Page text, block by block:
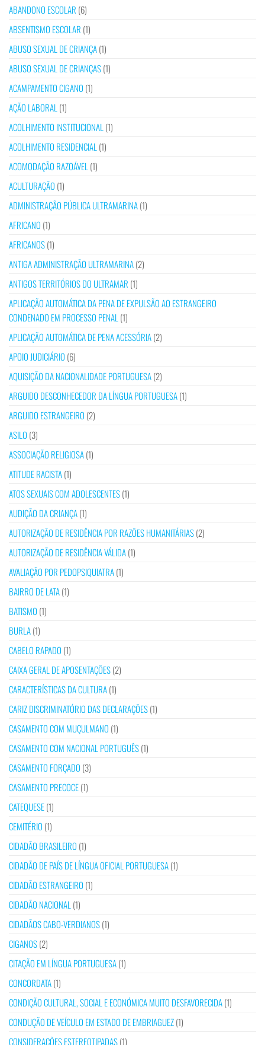
ABANDONO ESCOLAR (6)
ABSENTISMO ESCOLAR (1)
ABUSO SEXUAL DE CRIANÇA(1)
ABUSO SEXUAL DE CRIANÇAS(1)
ACAMPAMENTO CIGANO (1)
AÇÃO LABORAL (1)
ACOLHIMENTO INSTITUCIONAL (1)
ACOLHIMENTO RESIDENCIAL (1)
ACOMODAÇÃO RAZOÁVEL (1)
ACULTURAÇÃO (1)
ADMINISTRAÇÃO PÚBLICA ULTRAMARINA(1)
AFRICANO (1)
AFRICANOS(1)
ANTIGA ADMINISTRAÇÃO ULTRAMARINA(2)
ANTIGOS TERRITÓRIOS DO ULTRAMAR (1)
APLICAÇÃO AUTOMÁTICA DA PENA DE EXPULSÃO AO ESTRANGEIRO
CONDENADO EM PROCESSO PENAL (1)
APLICAÇÃO AUTOMÁTICA DE PENA ACESSÓRIA(2)
APOIO JUDICIÁRIO (6)
AQUISIÇÃO DA NACIONALIDADE PORTUGUESA(2)
ARGUIDO DESCONHECEDOR DA LÍNGUA PORTUGUESA(1)
ARGUIDO ESTRANGEIRO (2)
ASILO (3)
ASSOCIAÇÃO RELIGIOSA(1)
ATITUDE RACISTA(1)
ATOS SEXUAIS COM ADOLESCENTES(1)
AUDIÇÃO DA CRIANÇA(1)
AUTORIZAÇÃO DE RESIDÊNCIA POR RAZÕES HUMANITÁRIAS(2)
AUTORIZAÇÃO DE RESIDÊNCIA VÁLIDA(1)
AVALIAÇÃO POR PEDOPSIQUIATRA(1)
BAIRRO DE LATA(1)
BATISMO (1)
BURLA(1)
CABELO RAPADO (1)
CAIXA GERAL DE APOSENTAÇÕES(2)
CARACTERÍSTICAS DA CULTURA(1)
CARIZ DISCRIMINATÓRIO DAS DECLARAÇÕES(1)
CASAMENTO COM MUÇULMANO (1)
CASAMENTO COM NACIONAL PORTUGUÊS(1)
CASAMENTO FORÇADO (3)
CASAMENTO PRECOCE(1)
CATEQUESE(1)
CEMITÉRIO (1)
CIDADÃO BRASILEIRO (1)
CIDADÃO DE PAÍS DE LÍNGUA OFICIAL PORTUGUESA(1)
CIDADÃO ESTRANGEIRO (1)
CIDADÃO NACIONAL (1)
CIDADÃOS CABO-VERDIANOS(1)
CIGANOS(2)
CITAÇÃO EM LÍNGUA PORTUGUESA(1)
CONCORDATA(1)
CONDIÇÃO CULTURAL, SOCIAL E ECONÓMICA MUITO DESFAVORECIDA(1)
CONDUÇÃO DE VEÍCULO EM ESTADO DE EMBRIAGUEZ(1)
CONSIDERAÇÕES ESTEREOTIPADAS(1)